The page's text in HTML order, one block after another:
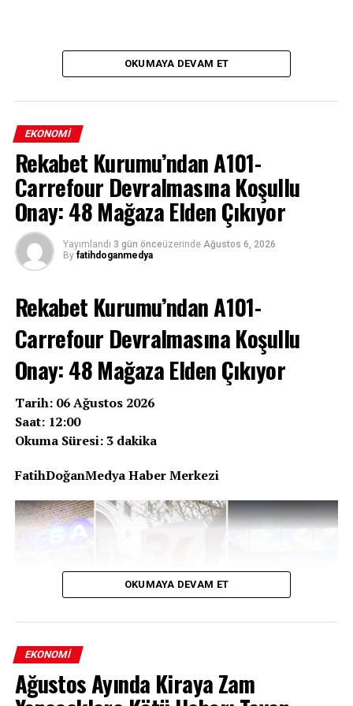
OKUMAYA DEVAM ET
EKONOMI
Rekabet Kurumu’ndan A101-
Carrefour Devralmasına Koşullu
Onay: 48 Mağaza Elden Çıkıyor
Yayımlandı 3 gün önceüzerinde Ağustos 6, 2026
By fatihdoganmedya
Rekabet Kurumu’ndan A101-
Carrefour Devralmasına Koşullu
Onay: 48 Mağaza Elden Çıkıyor
Tarih: 06 Ağustos 2026
Saat: 12:00
Okuma Süresi: 3 dakika
FatihDoğanMedya Haber Merkezi
OKUMAYA DEVAM ET
EKONOMI
Ağustos Ayında Kiraya Zam